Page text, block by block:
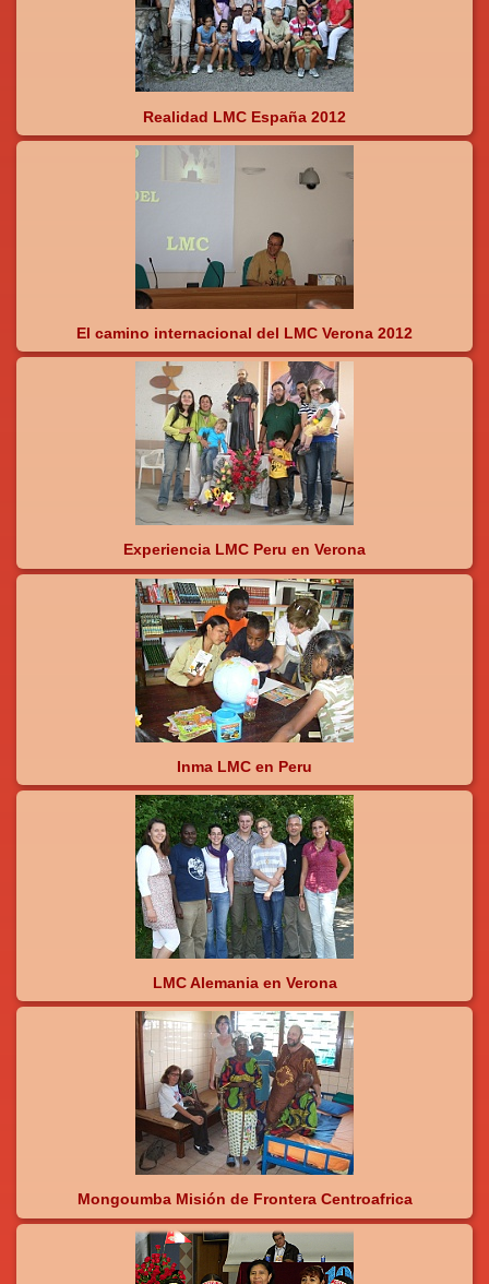
Realidad LMC España 2012
El camino internacional del LMC Verona 2012
Experiencia LMC Peru en Verona
Inma LMC en Peru
LMC Alemania en Verona
Mongoumba Misión de Frontera Centroafrica